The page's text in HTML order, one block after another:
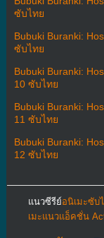
ซับไทย
Bubuki Buranki:
ซับไทย
Bubuki Buranki:
10 ซับไทย
Bubuki Buranki:
11 ซับไทย
Bubuki Buranki:
12 ซับไทย
แนวซีรีย์อนิเมะซับ
เมะแนวแอ็คชั่น